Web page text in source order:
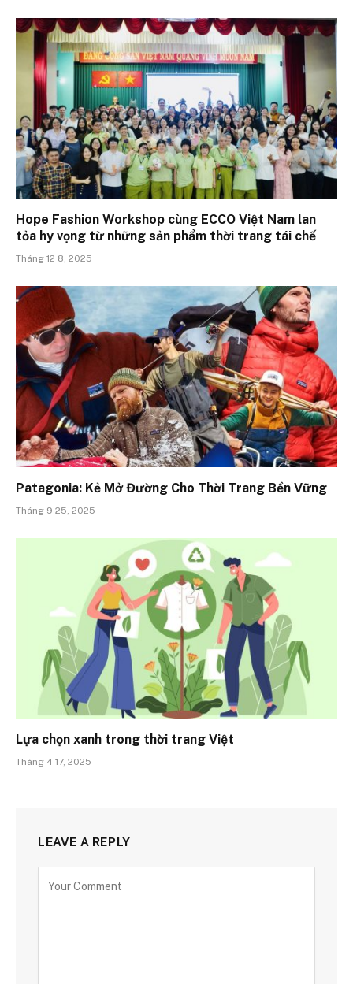
Hope Fashion Workshop cùng ECCO Việt Nam lan
tỏa hy vọng từ những sản phẩm thời trang tái chế
Tháng 12 8, 2025
Patagonia: Kẻ Mở Đường Cho Thời Trang Bền Vững
Tháng 9 25, 2025
Lựa chọn xanh trong thời trang Việt
Tháng 4 17, 2025
LEAVE A REPLY